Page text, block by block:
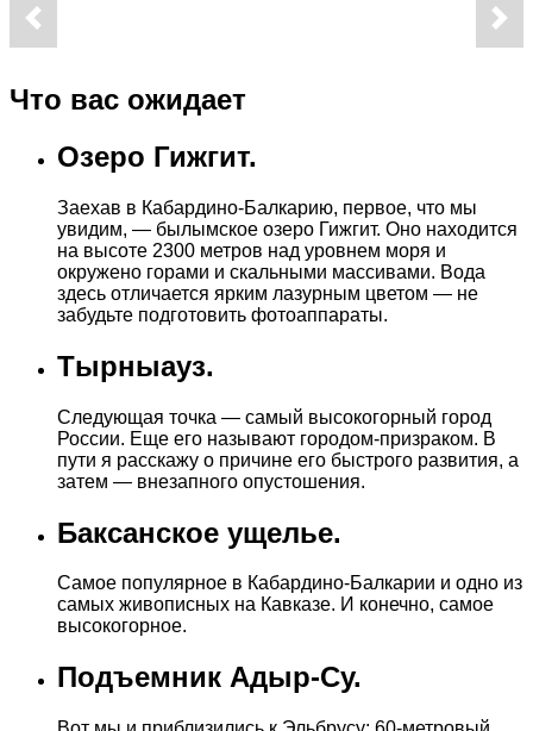
Что вас ожидает
Озеро Гижгит.
Заехав в Кабардино-Балкарию, первое, что мы
увидим, — былымское озеро Гижгит. Оно находится
на высоте 2300 метров над уровнем моря и
окружено горами и скальными массивами. Вода
здесь отличается ярким лазурным цветом — не
забудьте подготовить фотоаппараты.
Тырныауз.
Следующая точка — самый высокогорный город
России. Еще его называют городом-призраком. В
пути я расскажу о причине его быстрого развития, а
затем — внезапного опустошения.
Баксанское ущелье.
Самое популярное в Кабардино-Балкарии и одно из
самых живописных на Кавказе. И конечно, самое
высокогорное.
Подъемник Адыр-Су.